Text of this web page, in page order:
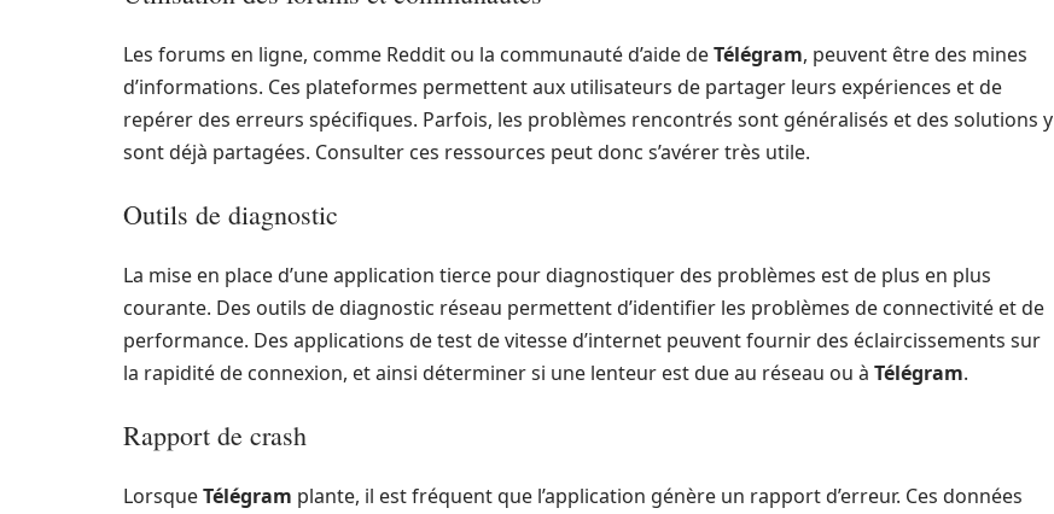
Les forums en ligne, comme Reddit ou la communauté d’aide deTélégram, peuvent être des mines
d’informations. Ces plateformes permettent aux utilisateurs de partager leurs expériences et de
repérer des erreurs spécifiques. Parfois, les problèmes rencontrés sont généralisés et des solutions y
sont déjà partagées. Consulter ces ressources peut donc s’avérer très utile.
Outils de diagnostic
La mise en place d’une application tierce pour diagnostiquer des problèmes est de plus en plus
courante. Des outils de diagnostic réseau permettent d’identifier les problèmes de connectivité et de
performance. Des applications de test de vitesse d’internet peuvent fournir des éclaircissements sur
la rapidité de connexion, et ainsi déterminer si une lenteur est due au réseau ou à Télégram.
Rapport de crash
LorsqueTélégram plante, il est fréquent que l’application génère un rapport d’erreur. Ces données